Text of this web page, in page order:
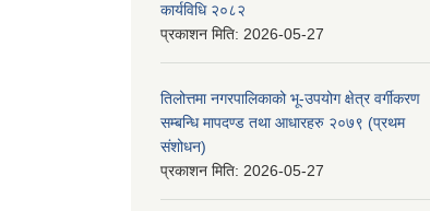
कार्यविधि २०८२
प्रकाशन मिति: 2026-05-27
तिलोत्तमा नगरपालिकाको भू-उपयोग क्षेत्र वर्गीकरण
सम्बन्धि मापदण्ड तथा आधारहरु २०७९ (प्रथम
संशोधन)
प्रकाशन मिति: 2026-05-27